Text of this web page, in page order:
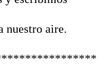
nuestro aire.